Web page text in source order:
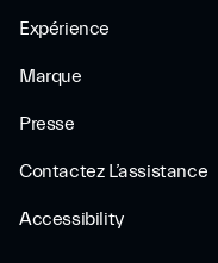
Expérience
Marque
Presse
Contactez L’assistance
Accessibility